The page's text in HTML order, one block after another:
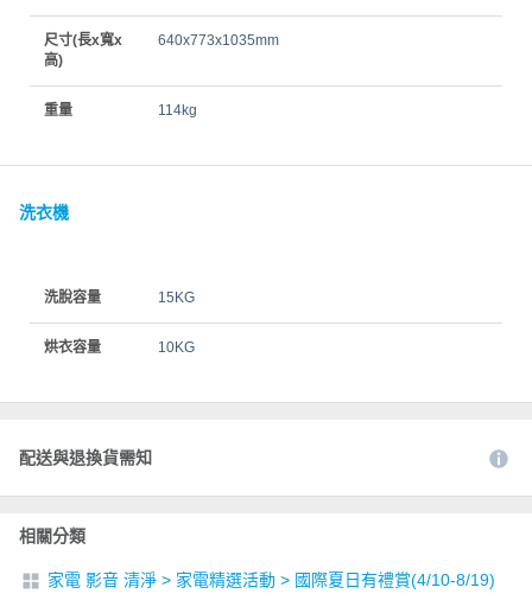
尺寸(長x寬x
高)
640x773x1035mm
重量 114kg
洗衣機
洗脫容量 15KG
烘衣容量 10KG
配送與退換貨需知
相關分類
家電 影音 清淨 > 家電精選活動 > 國際夏日有禮賞(4/10-8/19)